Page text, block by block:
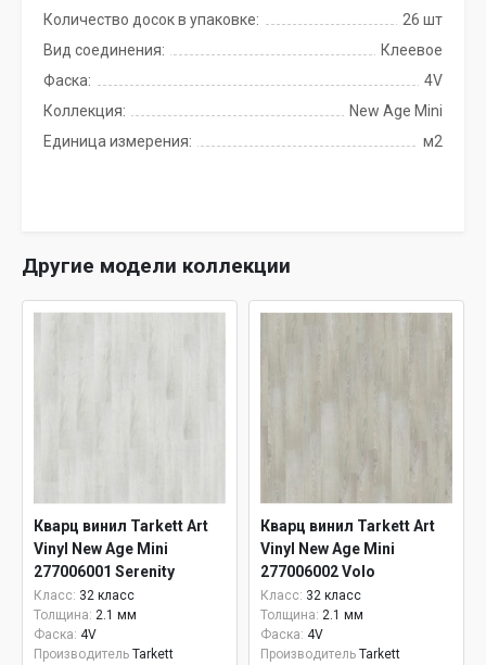
Количество досок в упаковке:
26 шт
Вид соединения:
Клеевое
Фаска:
4V
Коллекция:
New Age Mini
Единица измерения:
м2
Другие модели коллекции
Кварц винил Tarkett Art
Vinyl New Age Mini
277006001 Serenity
Класс: 32 класс
Толщина: 2.1 мм
Фаска: 4V
Производитель Tarkett
Кварц винил Tarkett Art
Vinyl New Age Mini
277006002 Volo
Класс: 32 класс
Толщина: 2.1 мм
Фаска: 4V
Производитель Tarkett